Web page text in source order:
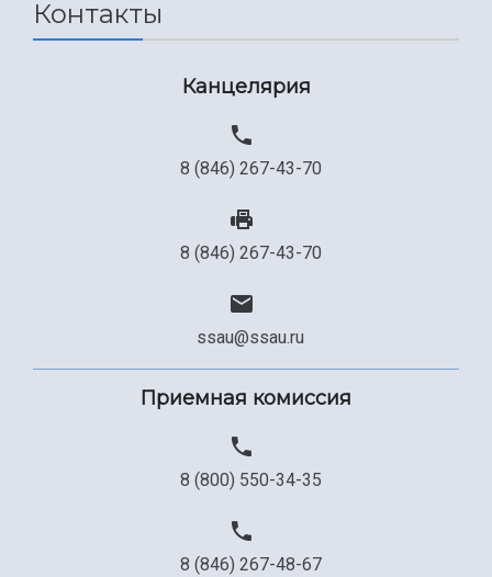
Контакты
Канцелярия
8 (846) 267-43-70
8 (846) 267-43-70
ssau@ssau.ru
Приемная комиссия
8 (800) 550-34-35
8 (846) 267-48-67